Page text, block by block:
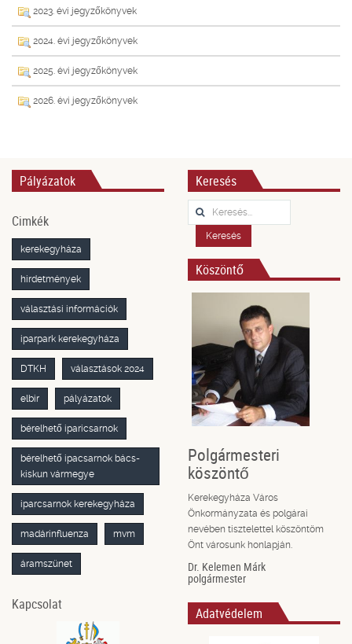
2023. évi jegyzőkönyvek
2024. évi jegyzőkönyvek
2025. évi jegyzőkönyvek
2026. évi jegyzőkönyvek
Pályázatok
Cimkék
kerekegyháza
hirdetmények
választási információk
iparpark kerekegyháza
DTKH választások 2024
elbir pályázatok
bérelhető iparicsarnok
bérelhető ipacsarnok bács-
kiskun vármegye
iparcsarnok kerekegyháza
madárinfluenza mvm
áramszünet
Kapcsolat
Keresés
Keresés...
Keresés
Köszöntő
Polgármesteri
köszöntő
Kerekegyháza Város
Önkormányzata és polgárai
nevében tisztelettel köszöntöm
Önt városunk honlapján.
Dr. Kelemen Márk
polgármester
Adatvédelem